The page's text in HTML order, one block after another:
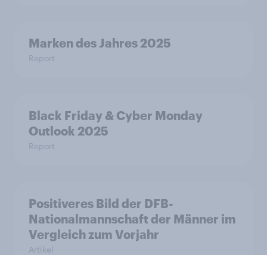
Marken des Jahres 2025
Report
Black Friday & Cyber Monday
Outlook 2025
Report
Positiveres Bild der DFB-
Nationalmannschaft der Männer im
Vergleich zum Vorjahr
Artikel